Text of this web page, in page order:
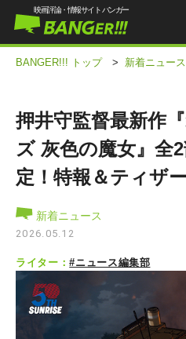
映画評論・情報サイト バンガー
BANGER!!! トップ > 新着ニュース
押井守監督最新作
ズ 灰色の魔女』全
定！特報＆ティザ
新着ニュース
2026.05.12
ライター：#ニュース編集部